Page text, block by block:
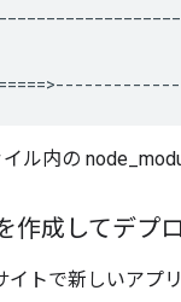
ル内の
作成してデプ
イトで新しいアプ